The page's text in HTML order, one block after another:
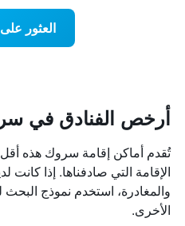
سعر
هذه
الليلة
الذي
عُثر
عليه
خلال
آخر
أيام
مع
التصنيف
حسب
النجوم
العثور
أرخص الفنادق في
تُقدم أماكن إقامة سروك هذه
الإقامة التي صادفناها. إذا
والمغادرة، استخدم نموذج البحث
الأخرى.